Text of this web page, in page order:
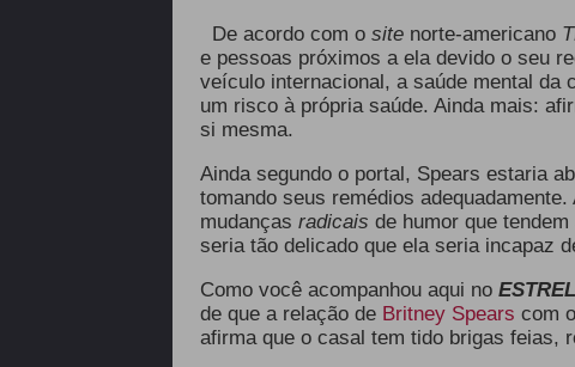
De acordo com o sitenorte-americano
e pessoas próximos a ela devido o seu
veículo internacional, a saúde mental da
um risco à própria saúde. Ainda mais:
si mesma.
Ainda segundo o portal, Spears estaria
tomando seus remédios
mudanças radicais de humor que
seria tão delicado que ela seria incapaz
Como você acompanhou aqui no
de que a relação de Britney Spears com
afirma que o casal tem tido brigas feias,